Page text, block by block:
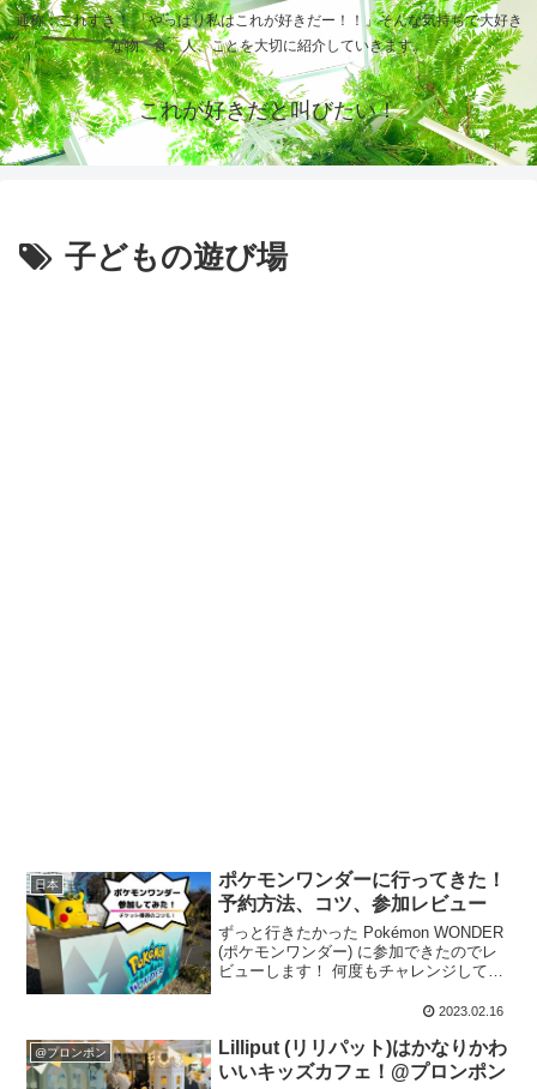
通称：これすき！ 「やっぱり私はこれが好きだー！！」そんな気持ちで大好き
な物、食、人、ことを大切に紹介していきます。
これが好きだと叫びたい！
子どもの遊び場
日本
ポケモンワンダーに行ってきた！
予約方法、コツ、参加レビュー
ずっと行きたかった Pokémon WONDER
(ポケモンワンダー) に参加できたのでレ
ビューします！ 何度もチャレンジしてみ
2023.02.16
@プロンポン
Lilliput (リリパット)はかなりかわ
いいキッズカフェ！@プロンポン